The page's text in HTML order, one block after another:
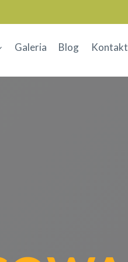
Galeria Blog Kontakt